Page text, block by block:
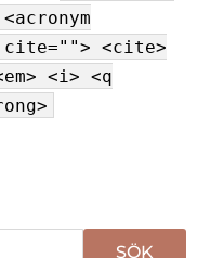
<cite>
<i> <q